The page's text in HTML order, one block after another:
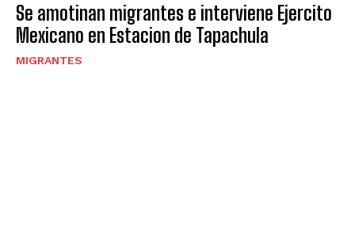
Se amotinan migrantes e interviene Ejercito
Mexicano en Estacion de Tapachula
MIGRANTES